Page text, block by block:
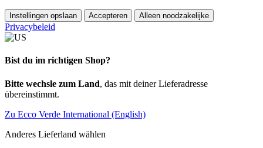
Instellingen opslaan Accepteren Alleen noodzakelijke
Privacybeleid
Bist du im richtigen Shop?
Bitte wechsle zum Land, das mit deiner Lieferadresse
übereinstimmt.
Zu Ecco Verde International (English)
Anderes Lieferland wählen